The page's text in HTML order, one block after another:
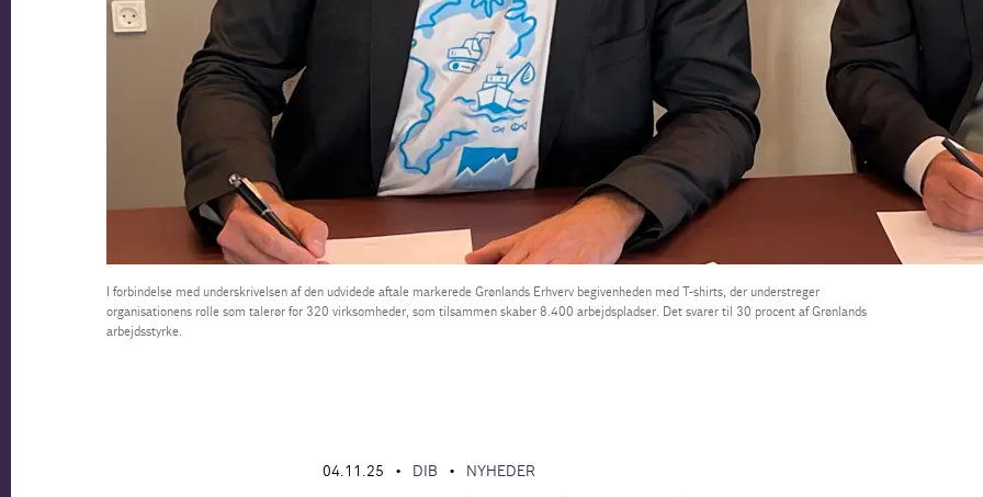
I forbindelse med underskrivelsen af den udvidede aftale markerede Grønlands Erhverv begivenheden med T-shirts, der understreger
organisationens rolle som talerør for 320 virksomheder, som tilsammen skaber 8.400 arbejdspladser. Det svarer til 30 procent af Grønlands
arbejdsstyrke.
04.11.25 • DIB • NYHEDER